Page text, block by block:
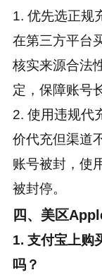
1. 优先选正规
在第三方平台
核实来源合法
定，保障账号
2. 使用违规代
价代充但渠道
账号被封，使
被封停。
四、美区
1. 支付宝上购
吗？